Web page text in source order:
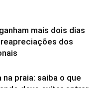
mais dois dias
dos
na praia: saiba o que